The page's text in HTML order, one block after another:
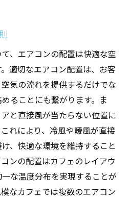
、エアコンの配置は快適な空
適切なエアコン配置は、お客
気の流れを提供するだけでな
ることにも繋がります。ま
と直接風が当たらない位置に
れにより、冷風や暖風が直接
、快適な環境を維持すること
ンの配置はカフェのレイアウ
な温度分布を実現することが
なカフェでは複数のエアコン